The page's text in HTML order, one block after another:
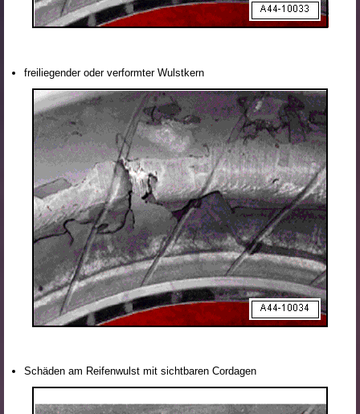
freiliegender oder verformter Wulstkern
Schäden am Reifenwulst mit sichtbaren Cordagen